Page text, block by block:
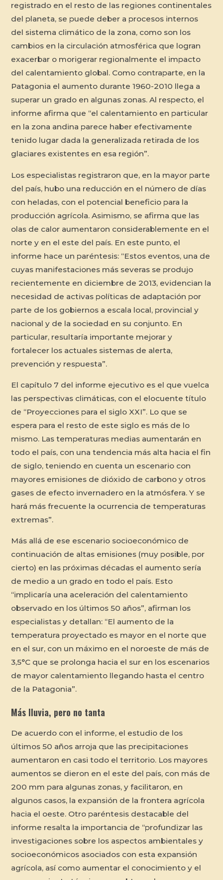
registrado en el resto de las regiones continentales
del planeta, se puede deber a procesos internos
del sistema climático de la zona, como son los
cambios en la circulación atmosférica que logran
exacerbar o morigerar regionalmente el impacto
del calentamiento global. Como contraparte, en la
Patagonia el aumento durante 1960-2010 llega a
superar un grado en algunas zonas. Al respecto, el
informe afirma que “el calentamiento en particular
en la zona andina parece haber efectivamente
tenido lugar dada la generalizada retirada de los
glaciares existentes en esa región”.
Los especialistas registraron que, en la mayor parte
del país, hubo una reducción en el número de días
con heladas, con el potencial beneficio para la
producción agrícola. Asimismo, se afirma que las
olas de calor aumentaron considerablemente en el
norte y en el este del país. En este punto, el
informe hace un paréntesis: “Estos eventos, una de
cuyas manifestaciones más severas se produjo
recientemente en diciembre de 2013, evidencian la
necesidad de activas políticas de adaptación por
parte de los gobiernos a escala local, provincial y
nacional y de la sociedad en su conjunto. En
particular, resultaría importante mejorar y
fortalecer los actuales sistemas de alerta,
prevención y respuesta”.
El capítulo 7 del informe ejecutivo es el que vuelca
las perspectivas climáticas, con el elocuente título
de “Proyecciones para el siglo XXI”. Lo que se
espera para el resto de este siglo es más de lo
mismo. Las temperaturas medias aumentarán en
todo el país, con una tendencia más alta hacia el fin
de siglo, teniendo en cuenta un escenario con
mayores emisiones de dióxido de carbono y otros
gases de efecto invernadero en la atmósfera. Y se
hará más frecuente la ocurrencia de temperaturas
extremas”.
Más allá de ese escenario socioeconómico de
continuación de altas emisiones (muy posible, por
cierto) en las próximas décadas el aumento sería
de medio a un grado en todo el país. Esto
“implicaría una aceleración del calentamiento
observado en los últimos 50 años”, afirman los
especialistas y detallan: “El aumento de la
temperatura proyectado es mayor en el norte que
en el sur, con un máximo en el noroeste de más de
3,5°C que se prolonga hacia el sur en los escenarios
de mayor calentamiento llegando hasta el centro
de la Patagonia”.
Más lluvia, pero no tanta
De acuerdo con el informe, el estudio de los
últimos 50 años arroja que las precipitaciones
aumentaron en casi todo el territorio. Los mayores
aumentos se dieron en el este del país, con más de
200 mm para algunas zonas, y facilitaron, en
algunos casos, la expansión de la frontera agrícola
hacia el oeste. Otro paréntesis destacable del
informe resalta la importancia de “profundizar las
investigaciones sobre los aspectos ambientales y
socioeconómicos asociados con esta expansión
agrícola, así como aumentar el conocimiento y el